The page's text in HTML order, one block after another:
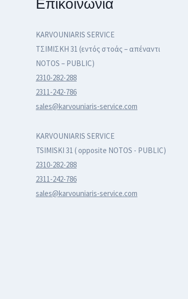
Επικοινωνία
KARVOUNIARIS SERVICE
ΤΣΙΜΙΣΚΗ 31 (εντός στοάς – απέναντι
NOTOS – PUBLIC)
2310-282-288
2311-242-786
sales@karvouniaris-service.com
KARVOUNIARIS SERVICE
TSIMISKI 31 ( opposite NOTOS - PUBLIC)
2310-282-288
2311-242-786
sales@karvouniaris-service.com